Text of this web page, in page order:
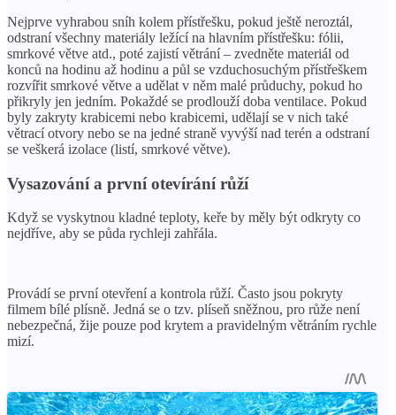
Nejprve vyhrabou sníh kolem přístřešku, pokud ještě neroztál,
odstraní všechny materiály ležící na hlavním přístřešku: fólii,
smrkové větve atd., poté zajistí větrání – zvedněte materiál od
konců na hodinu až hodinu a půl se vzduchosuchým přístřeškem
rozvířit smrkové větve a udělat v něm malé průduchy, pokud ho
přikryly jen jedním. Pokaždé se prodlouží doba ventilace. Pokud
byly zakryty krabicemi nebo krabicemi, udělají se v nich také
větrací otvory nebo se na jedné straně vyvýší nad terén a odstraní
se veškerá izolace (listí, smrkové větve).
Vysazování a první otevírání růží
Když se vyskytnou kladné teploty, keře by měly být odkryty co
nejdříve, aby se půda rychleji zahřála.
Provádí se první otevření a kontrola růží. Často jsou pokryty
filmem bílé plísně. Jedná se o tzv. plíseň sněžnou, pro růže není
nebezpečná, žije pouze pod krytem a pravidelným větráním rychle
mizí.